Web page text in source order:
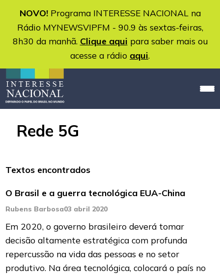
NOVO!Programa INTERESSE NACIONAL na
Rádio MYNEWSVIPFM - 90.9 às sextas-feiras,
8h30 da manhã. Clique aqui para saber mais ou
acesse a rádio aqui.
Rede 5G
Textos encontrados
O Brasil e a guerra tecnológica EUA-China
Rubens Barbosa03 abril 2020
Em 2020, o governo brasileiro deverá tomar
decisão altamente estratégica com profunda
repercussão na vida das pessoas e no setor
produtivo. Na área tecnológica, colocará o país no